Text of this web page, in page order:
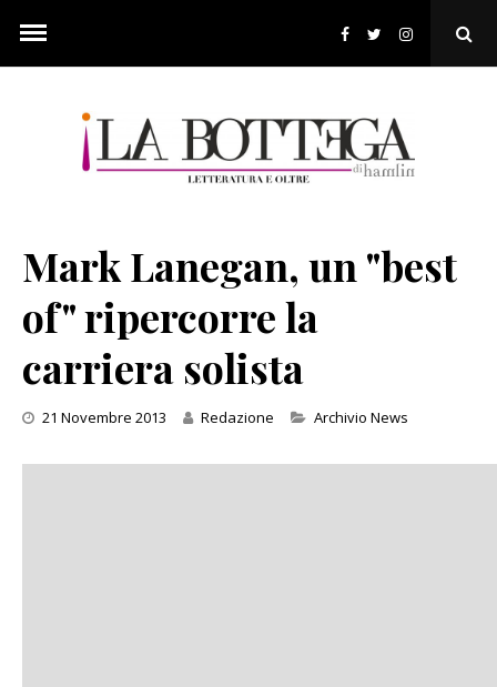
content
Mark Lanegan, un "best
of" ripercorre la
carriera solista
21 Novembre 2013 Redazione Categories
Archivio News